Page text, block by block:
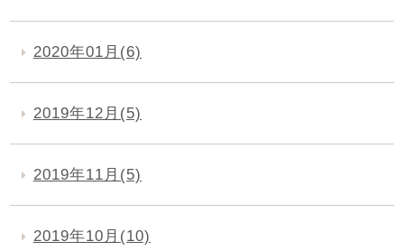
2020年01月(6)
2019年12月(5)
2019年11月(5)
2019年10月(10)